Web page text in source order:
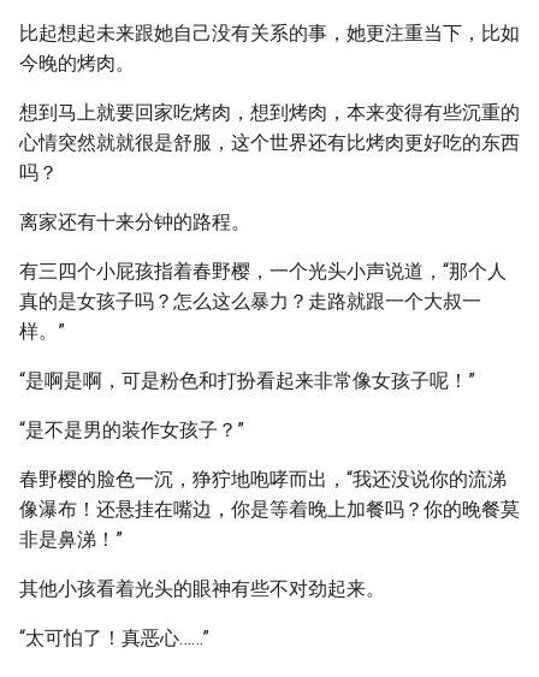
比起想起未来跟她自己没有关系的事，她更注重当下，比如
今晚的烤肉。
想到马上就要回家吃烤肉，想到烤肉，本来变得有些沉重的
心情突然就就很是舒服，这个世界还有比烤肉更好吃的东西
吗？
离家还有十来分钟的路程。
有三四个小屁孩指着春野樱，一个光头小声说道，“那个人
真的是女孩子吗？怎么这么暴力？走路就跟一个大叔一
样。”
“是啊是啊，可是粉色和打扮看起来非常像女孩子呢！”
“是不是男的装作女孩子？”
春野樱的脸色一沉，狰狞地咆哮而出，“我还没说你的流涕
像瀑布！还悬挂在嘴边，你是等着晚上加餐吗？你的晚餐莫
非是鼻涕！”
其他小孩看着光头的眼神有些不对劲起来。
“太可怕了！真恶心……”